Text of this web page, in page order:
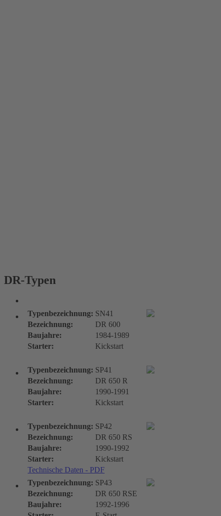
DR-Typen
Typenbezeichnung: SN41
Bezeichnung:
DR 600
Baujahre:
1984-1989
Starter:
Kickstart
Typenbezeichnung: SP41
Bezeichnung:
DR 650 R
Baujahre:
1990-1991
Starter:
Kickstart
Typenbezeichnung: SP42
Bezeichnung:
DR 650 RS
Baujahre:
1990-1992
Starter:
Kickstart
Technische Daten - PDF
Typenbezeichnung: SP43
Bezeichnung:
DR 650 RSE
Baujahre:
1992-1996